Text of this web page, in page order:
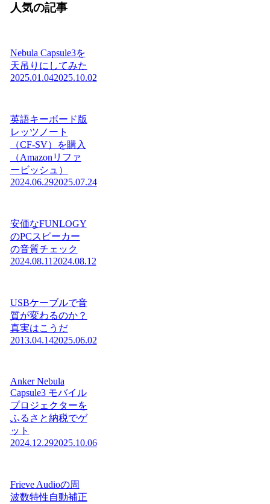
人気の記事
Nebula Capsule3を
天吊りにしてみた
2025.01.042025.10.02
英語キーボード版
レッツノート
（CF-SV）を購入
（Amazonリファ
ービッシュ）
2024.06.292025.07.24
安価なFUNLOGY
のPCスピーカー
の音質チェック
2024.08.112024.08.12
USBケーブルで音
質が変わるのか？
真実はこうだ
2013.04.142025.06.02
Anker Nebula
Capsule3 モバイル
プロジェクターを
ふるさと納税でゲ
ット
2024.12.292025.10.06
Frieve Audioの周
波数特性自動補正